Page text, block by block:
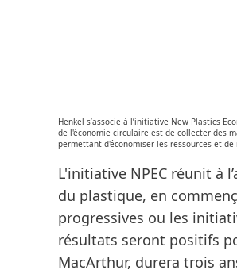
Henkel s’associe à l’initiative New Plastics
de l'économie circulaire est de collecter des
permettant d'économiser les ressources et
L'initiative NPEC réunit à
du plastique, en
progressives ou les
résultats seront positifs
MacArthur, durera trois